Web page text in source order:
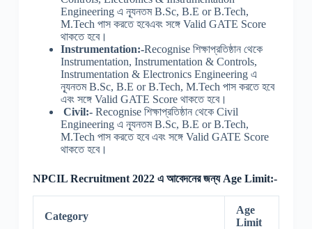
Engineering এ ন্যূনতম B.Sc, B.E or B.Tech,
M.Tech পাস করতে হবেএবং সঙ্গে Valid GATE Score
থাকতে হবে।
Instrumentation:-Recognise শিক্ষাপ্রতিষ্ঠান থেকে
Instrumentation, Instrumentation & Controls,
Instrumentation & Electronics Engineering এ
ন্যূনতম B.Sc, B.E or B.Tech, M.Tech পাস করতে হবে
এবং সঙ্গে Valid GATE Score থাকতে হবে।
Civil:-Recognise শিক্ষাপ্রতিষ্ঠান থেকে Civil
Engineering এ ন্যূনতম B.Sc, B.E or B.Tech,
M.Tech পাস করতে হবে এবং সঙ্গে Valid GATE Score
থাকতে হবে।
NPCIL Recruitment 2022 এ আবেদনের জন্য Age Limit:-
Category
Age
Limit